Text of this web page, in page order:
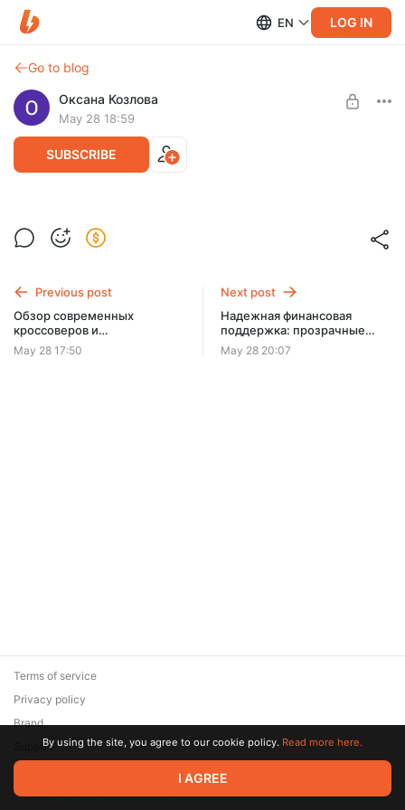
EN LOG IN
Go to blog
Оксана Козлова
May 28 18:59
SUBSCRIBE
Индустрия контента: тренды
видеопроизводства
Previous post
Обзор современных
кроссоверов и
внедорожников:
премиальный уровень
May 28 17:50
Next post
Надежная финансовая
поддержка: прозрачные
условия и высокая
вероятность одобрения
May 28 20:07
© 2026 Zaya Solutions Limited. All rights reserved. All trademarks
are the property of their respective owners.
Terms of service
Privacy policy
Brand
SupportBy using the site, you agree to our cookie policy. Read more here.
I AGREE